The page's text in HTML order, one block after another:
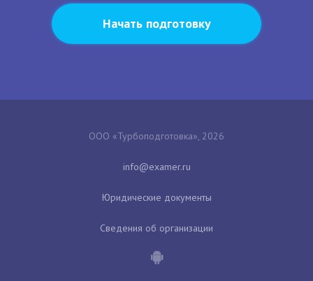
Начать подготовку
ООО «Турбоподготовка», 2026
Юридические документы
Сведения об организации